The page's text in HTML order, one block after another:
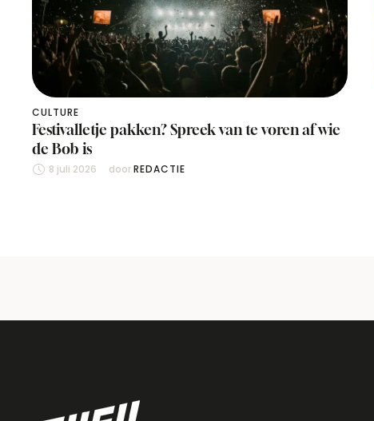
CULTURE
Festivalletje pakken? Spreek van te voren af wie
de Bob is
8 juli 2026 door REDACTIE